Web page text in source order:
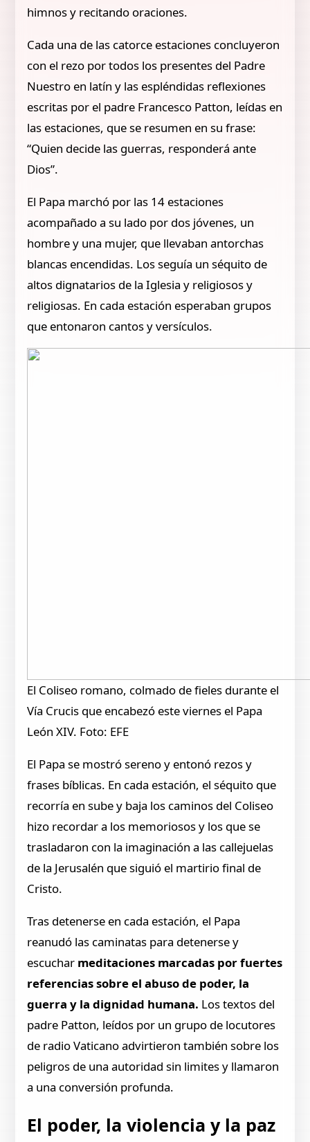
himnos y recitando oraciones.
Cada una de las catorce estaciones concluyeron
con el rezo por todos los presentes del Padre
Nuestro en latín y las espléndidas reflexiones
escritas por el padre Francesco Patton, leídas en
las estaciones, que se resumen en su frase:
“Quien decide las guerras, responderá ante
Dios”.
El Papa marchó por las 14 estaciones
acompañado a su lado por dos jóvenes, un
hombre y una mujer, que llevaban antorchas
blancas encendidas. Los seguía un séquito de
altos dignatarios de la Iglesia y religiosos y
religiosas. En cada estación esperaban grupos
que entonaron cantos y versículos.
El Coliseo romano, colmado de fieles durante el
Vía Crucis que encabezó este viernes el Papa
León XIV. Foto: EFE
El Papa se mostró sereno y entonó rezos y
frases bíblicas. En cada estación, el séquito que
recorría en sube y baja los caminos del Coliseo
hizo recordar a los memoriosos y los que se
trasladaron con la imaginación a las callejuelas
de la Jerusalén que siguió el martirio final de
Cristo.
Tras detenerse en cada estación, el Papa
reanudó las caminatas para detenerse y
escuchar meditaciones marcadas por fuertes
referencias sobre el abuso de poder, la
guerra y la dignidad humana. Los textos del
padre Patton, leídos por un grupo de locutores
de radio Vaticano advirtieron también sobre los
peligros de una autoridad sin limites y llamaron
a una conversión profunda.
El poder, la violencia y la paz